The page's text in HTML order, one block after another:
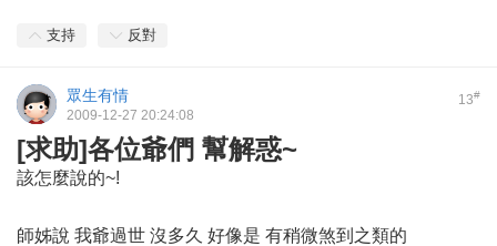
支持 反對
13#
眾生有情
2009-12-27 20:24:08
[求助]各位爺們 幫解惑~
該怎麼說的~!
師姊說 我爺過世 沒多久 好像是 有稍微煞到之類的